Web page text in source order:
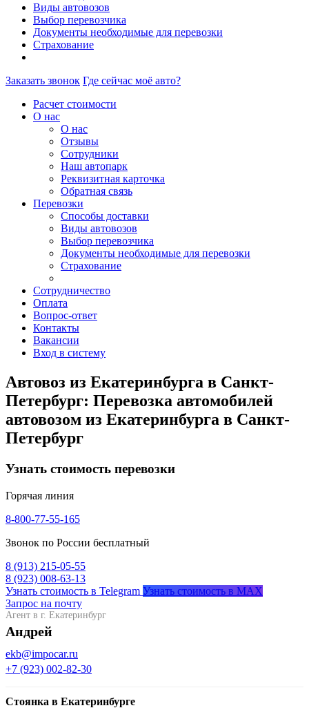
Виды автовозов
Выбор перевозчика
Документы необходимые для перевозки
Страхование
Заказать звонок Где сейчас моё авто?
Расчет стоимости
О нас
О нас
Отзывы
Сотрудники
Наш автопарк
Реквизитная карточка
Обратная связь
Перевозки
Способы доставки
Виды автовозов
Выбор перевозчика
Документы необходимые для перевозки
Страхование
Сотрудничество
Оплата
Вопрос-ответ
Контакты
Вакансии
Вход в систему
Автовоз из Екатеринбурга в Санкт-
Петербург: Перевозка автомобилей
автовозом из Екатеринбурга в Санкт-
Петербург
Узнать стоимость перевозки
Горячая линия
8-800-77-55-165
Звонок по России бесплатный
8 (913) 215-05-55
8 (923) 008-63-13
Узнать стоимость в Telegram Узнать стоимость в MAX
Запрос на почту
Агент в г. Екатеринбург
Андрей
ekb@impocar.ru
+7 (923) 002-82-30
Стоянка в Екатеринбурге